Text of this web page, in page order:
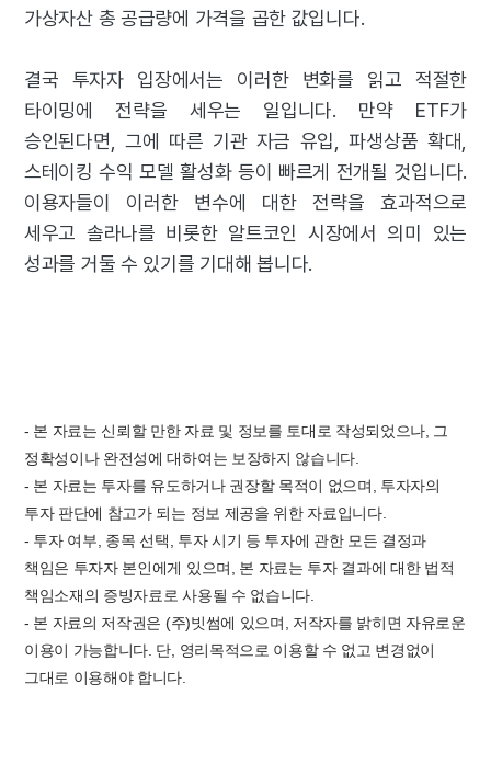
가상자산 총 공급량에 가격을 곱한 값입니다.
결국 투자자 입장에서는 이러한 변화를 읽고 적절한
타이밍에 전략을 세우는 일입니다. 만약 ETF가
승인된다면, 그에 따른 기관 자금 유입, 파생상품 확대,
스테이킹 수익 모델 활성화 등이 빠르게 전개될 것입니다.
이용자들이 이러한 변수에 대한 전략을 효과적으로
세우고 솔라나를 비롯한 알트코인 시장에서 의미 있는
성과를 거둘 수 있기를 기대해 봅니다.
- 본 자료는 신뢰할 만한 자료 및 정보를 토대로 작성되었으나, 그
정확성이나 완전성에 대하여는 보장하지 않습니다.
- 본 자료는 투자를 유도하거나 권장할 목적이 없으며, 투자자의
투자 판단에 참고가 되는 정보 제공을 위한 자료입니다.
- 투자 여부, 종목 선택, 투자 시기 등 투자에 관한 모든 결정과
책임은 투자자 본인에게 있으며, 본 자료는 투자 결과에 대한 법적
책임소재의 증빙자료로 사용될 수 없습니다.
- 본 자료의 저작권은 (주)빗썸에 있으며, 저작자를 밝히면 자유로운
이용이 가능합니다. 단, 영리목적으로 이용할 수 없고 변경없이
그대로 이용해야 합니다.